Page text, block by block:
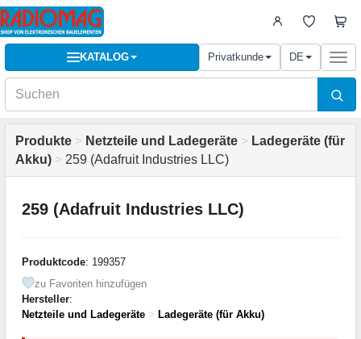
KATALOG Privatkunde DE
Produkte > Netzteile und Ladegeräte > Ladegeräte (für
Akku) > 259 (Adafruit Industries LLC)
259 (Adafruit Industries LLC)
Produktcode: 199357
zu Favoriten hinzufügen
Hersteller:
Netzteile und Ladegeräte > Ladegeräte (für Akku)